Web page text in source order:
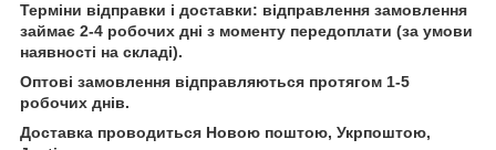
Терміни відправки і доставки: відправлення замовлення
займає 2-4 робочих дні з моменту передоплати (за умови
наявності на складі).
Оптові замовлення відправляються протягом 1-5
робочих днів.
Доставка проводиться Новою поштою, Укрпоштою,